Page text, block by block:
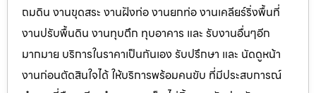
ถมดิน งานขุดสระ งานฝังท่อ งานยกท่อ งานเคลียร์ริ่งพื้นที่
งานปรับพื้นดิน งานทุบตึก ทุบอาคาร และ รับงานอื่นๆอีก
มากมาย บริการในราคาเป็นกันเอง รับปรึกษา และ นัดดูหน้า
งานก่อนตัดสินใจได้ ให้บริการพร้อมคนขับ ที่มีประสบการณ์